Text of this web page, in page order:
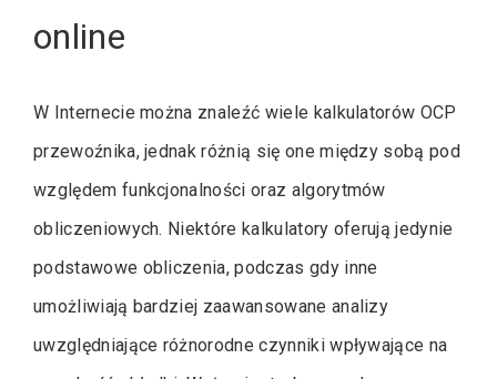
online
W Internecie można znaleźć wiele kalkulatorów OCP
przewoźnika, jednak różnią się one między sobą pod
względem funkcjonalności oraz algorytmów
obliczeniowych. Niektóre kalkulatory oferują jedynie
podstawowe obliczenia, podczas gdy inne
umożliwiają bardziej zaawansowane analizy
uwzględniające różnorodne czynniki wpływające na